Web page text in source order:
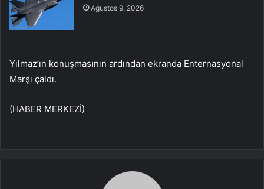
Ağustos 9, 2026
Yılmaz’ın konuşmasının ardından ekranda Enternasyonal
Marşı çaldı.
(HABER MERKEZİ)